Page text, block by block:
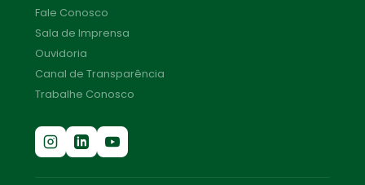
Fale Conosco
Sala de Imprensa
Ouvidoria
Canal de Transparência
Trabalhe Conosco